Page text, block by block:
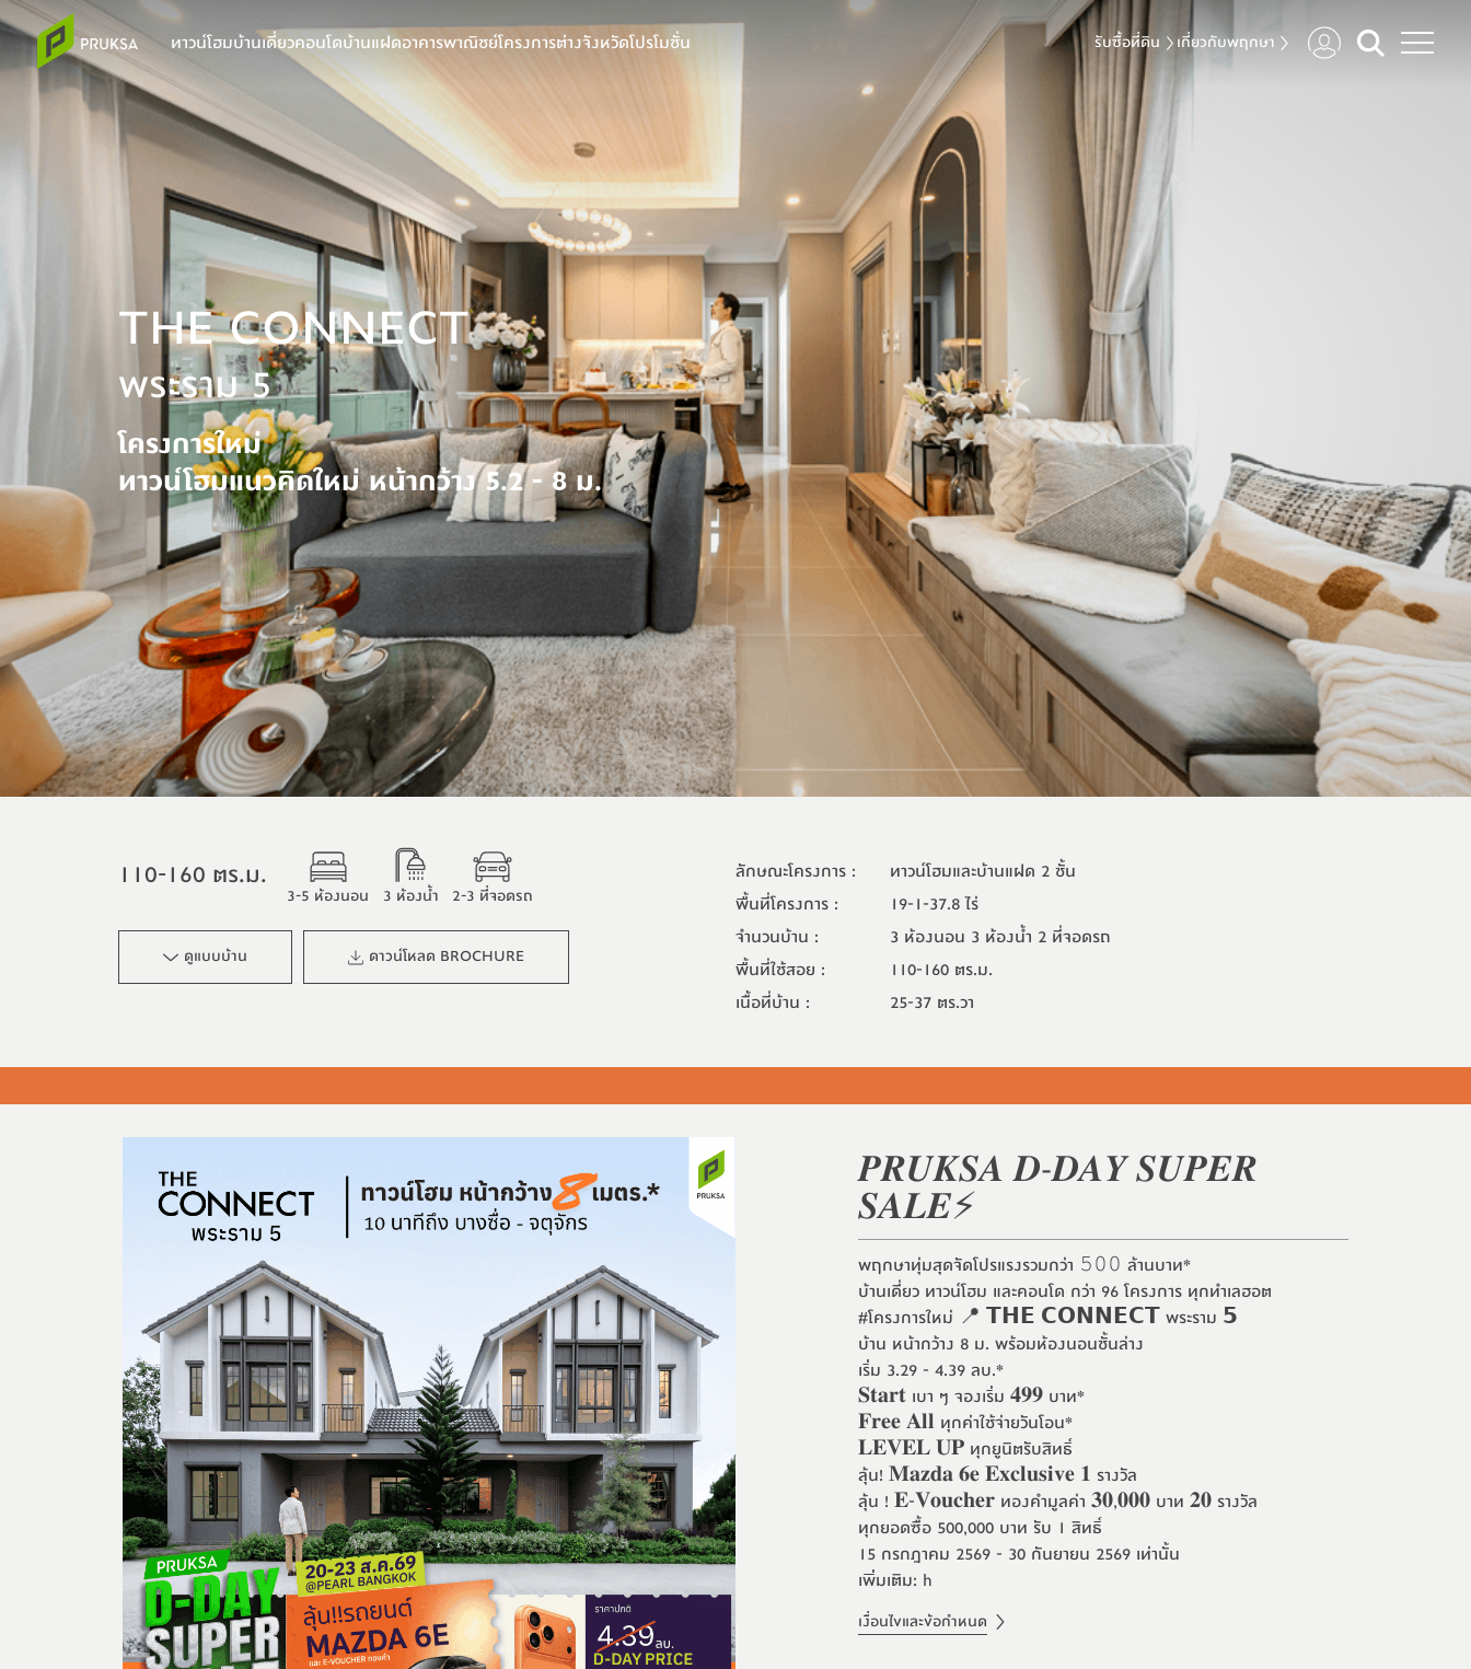
ทาวน์โฮมบ้านเดี่ยวคอนโดบ้านแฝดอาคารพาณิชย์โครงการต่างจังหวัดโปรโมชั่น รับซื้อที่ดิน เกี่ยวกับพฤกษา
THE CONNECT
พระราม 5
โครงการใหม่
ทาวน์โฮมแนวคิดใหม่ หน้ากว้าง 5.2 - 8 ม.
110-160 ตร.ม.
3-5 ห้องนอน 3 ห้องน้ำ 2-3 ที่จอดรถ
ดูแบบบ้าน ดาวน์โหลด BROCHURE
ลักษณะโครงการ :
ทาวน์โฮมและบ้านแฝด 2 ชั้น
พื้นที่โครงการ :
19-1-37.8 ไร่
จำนวนบ้าน :
3 ห้องนอน 3 ห้องน้ำ 2 ที่จอดรถ
พื้นที่ใช้สอย :
110-160 ตร.ม.
เนื้อที่บ้าน : 25-37 ตร.วา
𝑷𝑹𝑼𝑲𝑺𝑨 𝑫-𝑫𝑨𝒀 𝑺𝑼𝑷𝑬𝑹
𝑺𝑨𝑳𝑬⚡
พฤกษาทุ่มสุดจัดโปรแรงรวมกว่า 𝟻𝟶𝟶 ล้านบาท*
บ้านเดี่ยว ทาวน์โฮม และคอนโด กว่า 96 โครงการ ทุกทำเลฮอต
#โครงการใหม่ 📍 𝗧𝗛𝗘 𝗖𝗢𝗡𝗡𝗘𝗖𝗧 พระราม 𝟱
บ้าน หน้ากว้าง 8 ม. พร้อมห้องนอนชั้นล่าง
เริ่ม 3.29 - 4.39 ลบ.*
𝐒𝐭𝐚𝐫𝐭 เบา ๆ จองเริ่ม 𝟒𝟗𝟗 บาท*
𝐅𝐫𝐞𝐞 𝐀𝐥𝐥 ทุกค่าใช้จ่ายวันโอน*
𝐋𝐄𝐕𝐄𝐋 𝐔𝐏 ทุกยูนิตรับสิทธิ์
ลุ้น! 𝐌𝐚𝐳𝐝𝐚 𝟔𝐞 𝐄𝐱𝐜𝐥𝐮𝐬𝐢𝐯𝐞 𝟏 รางวัล
ลุ้น ! 𝐄-𝐕𝐨𝐮𝐜𝐡𝐞𝐫 ทองคำมูลค่า 𝟑𝟎,𝟎𝟎𝟎 บาท 𝟐𝟎 รางวัล
ทุกยอดซื้อ 500,000 บาท รับ 1 สิทธิ์
15 กรกฎาคม 2569 - 30 กันยายน 2569 เท่านั้น
เพิ่มเติม: h
เงื่อนไขและข้อกำหนด